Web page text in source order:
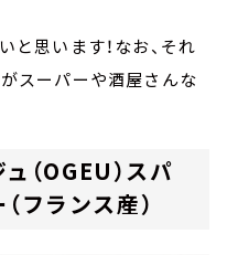
思います！なお、それ
スーパーや酒屋さんな
（OGEU）スパ
フランス産）